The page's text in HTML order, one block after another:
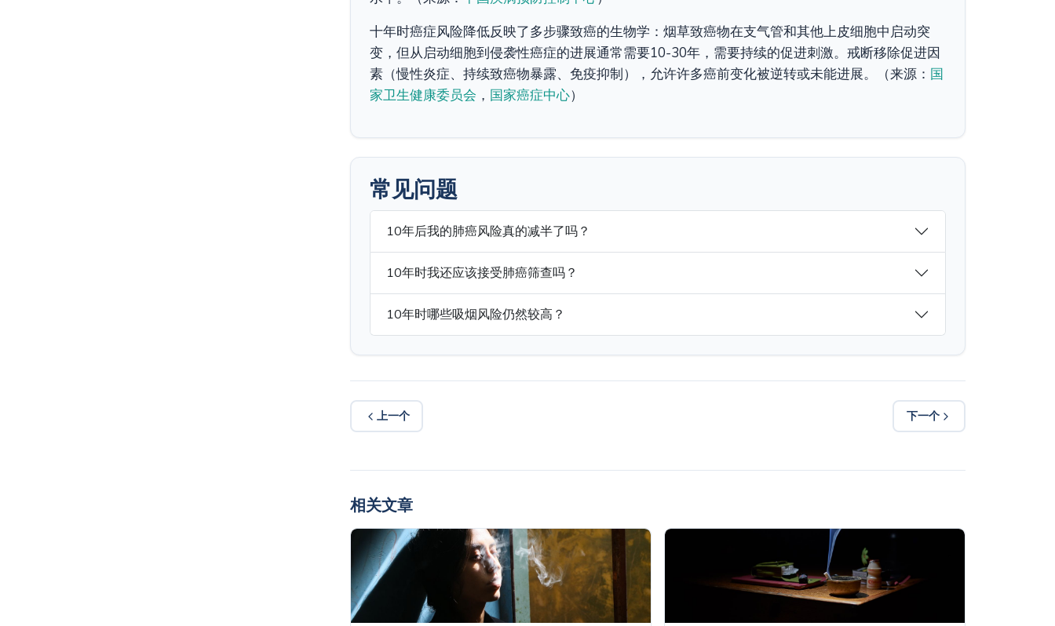
十年时癌症风险降低反映了多步骤致癌的生物学：烟草致癌物在支气管和其他上皮细胞中启动突
变，但从启动细胞到侵袭性癌症的进展通常需要10-30年，需要持续的促进刺激。戒断移除促进因
素（慢性炎症、持续致癌物暴露、免疫抑制），允许许多癌前变化被逆转或未能进展。（来源： 国
家卫生健康委员会 ， 国家癌症中心）
常见问题
10年后我的肺癌风险真的减半了吗？
10年时我还应该接受肺癌筛查吗？
10年时哪些吸烟风险仍然较高？
上一个 下一个
相关文章